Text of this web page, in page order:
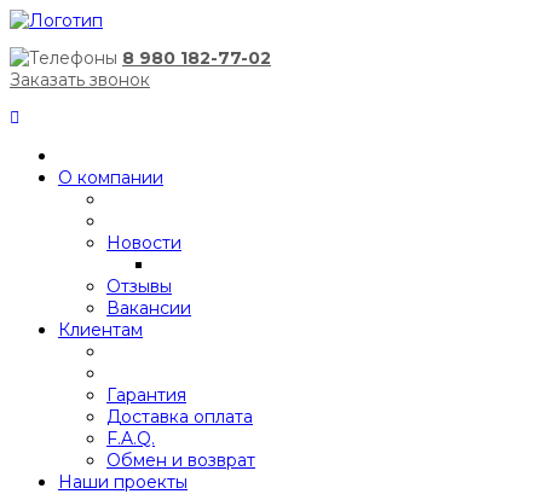
8 980 182-77-02
Заказать звонок
О компании
Новости
Отзывы
Вакансии
Клиентам
Гарантия
Доставка оплата
F.A.Q.
Обмен и возврат
Наши проекты